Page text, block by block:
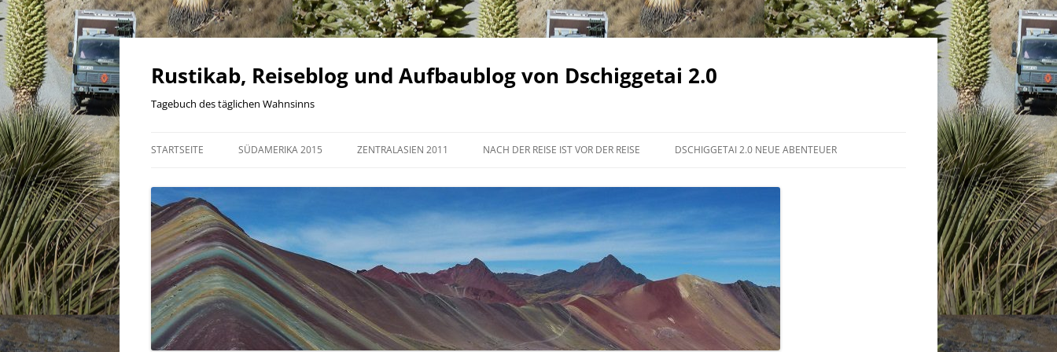
Zum
Rustikab, Reiseblog und Aufbaublog von Dschiggetai 2.0
Tagebuch des täglichen Wahnsinns
STARTSEITE SÜDAMERIKA 2015 ZENTRALASIEN 2011 NACH DER REISE IST VOR DER REISE DSCHIGGETAI 2.0 NEUE ABENTEUER